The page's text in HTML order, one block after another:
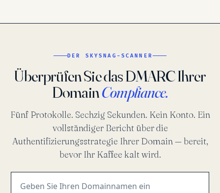
DER SKYSNAG-SCANNER
Überprüfen Sie das DMARC Ihrer
DomainCompliance.
Fünf Protokolle. Sechzig Sekunden. Kein Konto. Ein
vollständiger Bericht über die
Authentifizierungsstrategie Ihrer Domain — bereit,
bevor Ihr Kaffee kalt wird.